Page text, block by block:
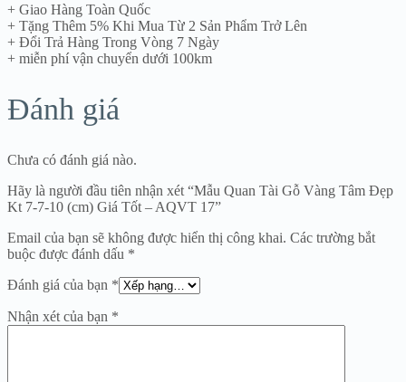
+ Giao Hàng Toàn Quốc
+ Tặng Thêm 5% Khi Mua Từ 2 Sản Phẩm Trở Lên
+ Đổi Trả Hàng Trong Vòng 7 Ngày
+ miễn phí vận chuyển dưới 100km
Đánh giá
Chưa có đánh giá nào.
Hãy là người đầu tiên nhận xét “Mẫu Quan Tài Gỗ Vàng Tâm Đẹp
Kt 7-7-10 (cm) Giá Tốt – AQVT 17”
Email của bạn sẽ không được hiển thị công khai. Các trường bắt
buộc được đánh dấu *
Đánh giá của bạn *
Nhận xét của bạn *